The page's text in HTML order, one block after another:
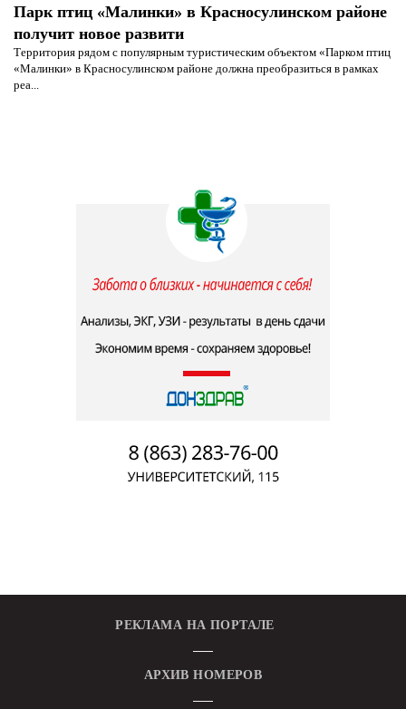
Парк птиц «Малинки» в Красносулинском районе
получит новое развити
Территория рядом с популярным туристическим объектом «Парком птиц
«Малинки» в Красносулинском районе должна преобразиться в рамках
реа...
РЕКЛАМА НА ПОРТАЛЕ
АРХИВ НОМЕРОВ